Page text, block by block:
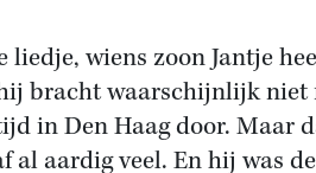
wiens zoon Jantje
bracht waarschijnlijk niet
in Den Haag door. Maar
al aardig veel. En hij was